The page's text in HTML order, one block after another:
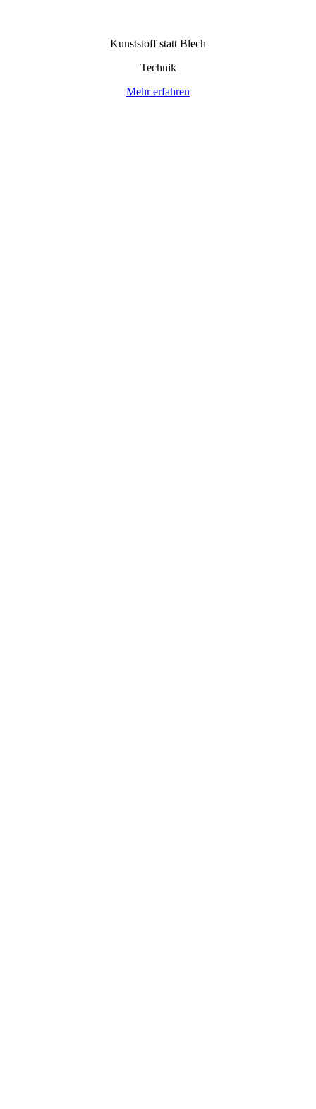
Kunststoff statt Blech
Technik
Mehr erfahren